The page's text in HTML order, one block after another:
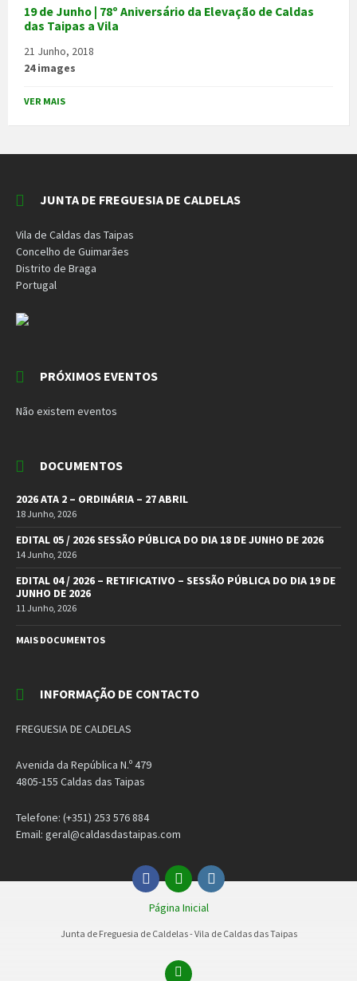
19 de Junho | 78º Aniversário da Elevação de Caldas
das Taipas a Vila
21 Junho, 2018
24 images
VER MAIS
JUNTA DE FREGUESIA DE CALDELAS
Vila de Caldas das Taipas
Concelho de Guimarães
Distrito de Braga
Portugal
PRÓXIMOS EVENTOS
Não existem eventos
DOCUMENTOS
2026 ATA 2 – ORDINÁRIA – 27 ABRIL
18 Junho, 2026
EDITAL 05 / 2026 SESSÃO PÚBLICA DO DIA 18 DE JUNHO DE 2026
14 Junho, 2026
EDITAL 04 / 2026 – RETIFICATIVO – SESSÃO PÚBLICA DO DIA 19 DE
JUNHO DE 2026
11 Junho, 2026
MAIS DOCUMENTOS
INFORMAÇÃO DE CONTACTO
FREGUESIA DE CALDELAS
Avenida da República N.º 479
4805-155 Caldas das Taipas
Telefone: (+351) 253 576 884
Email: geral@caldasdastaipas.com
Facebook
EmailInstagram
Página Inicial
Junta de Freguesia de Caldelas - Vila de Caldas das Taipas